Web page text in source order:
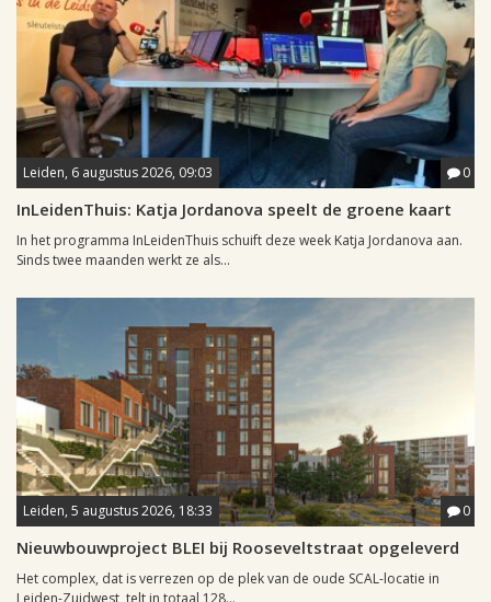
Leiden, 6 augustus 2026, 09:03 0
InLeidenThuis: Katja Jordanova speelt de groene kaart
In het programma InLeidenThuis schuift deze week Katja Jordanova aan.
Sinds twee maanden werkt ze als...
Leiden, 5 augustus 2026, 18:33 0
Nieuwbouwproject BLEI bij Rooseveltstraat opgeleverd
Het complex, dat is verrezen op de plek van de oude SCAL-locatie in